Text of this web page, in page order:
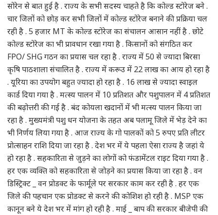
सोरेन से बात हुई है . राज्य के सभी सदस्य चाहते है कि कोल्ड स्टोरेज बने .
चार जिलों को छोड़ कर सभी जिलों में कोल्ड स्टोरेज बनाने की प्रक्रिया चल
रही है . 5 हजार MT के कोल्ड स्टोरेज का संचालन आसान नहीं है . छोटे
कोल्ड स्टोरेज का भी प्रावधान रखा गया है . किसानों को संगठित कर
FPO/ SHG गठन का प्रयास चल रहा है . राज्य में 50 से ज्यादा बिरसा
कृषि पाठशाला संचालित है . राज्य में करूउ में 22 लाख का आय हो रहा है
. यूरिया का उपयोग बहुत ज्यादा हो रहा है . 16 लाख से ज्यादा स्वाइल
कार्ड दिया गया है . मत्स्य पालन में 10 प्रतिशत और पशुपालन में 4 प्रतिशत
की बढ़ोत्तरी की गई है . बंद कोयला खदानों में भी मत्स्य पालन किया जा
रहा है . मुख्यमंत्री पशु धन योजना के तहत अब पलामू जिले में भेड़ देने का
भी निर्णय लिया गया है . आज राज्य के गो पालकों को 5 रुपए प्रति लीटर
प्रोत्साहन राशि दिया जा रहा है . देश भर में ये पहला ऐसा राज्य है जहां ये
हो रहा है . सहकारिता से जुड़ने का लोगों को फंडामेंटल राइट दिया गया है .
हर एक व्यक्ति को सहकारिता से जोड़ने का प्रयास किया जा रहा है . वन
डिस्ट्रिक्ट _ वन प्रोडक्ट के फार्मूले पर सरकार काम कर रही है . हर एक
जिले की पहचान एक प्रोडक्ट से करने की कोशिश हो रही है . MSP एक
कानून बने ये देश भर में मांग हो रही है . माई _ बाप की सरकार बीजेपी की